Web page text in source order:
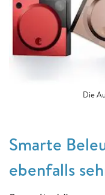
Die
Smarte
ebenfalls